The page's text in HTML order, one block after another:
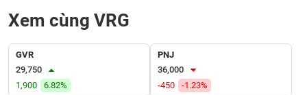
Xem cùng VRG
GVR
29,750
1,900
6.82%
PNJ
36,000
-450
-1.23%
TRUYỀN